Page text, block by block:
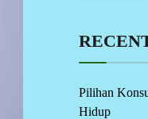
Pilihan
Hidup